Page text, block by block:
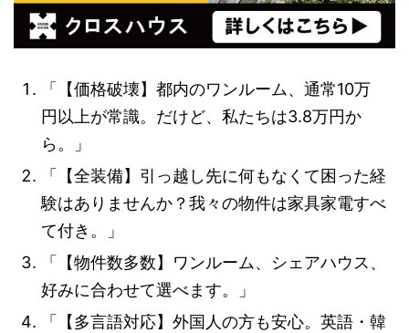
「【価格破壊】都内のワンルーム、通常10万
円以上が常識。だけど、私たちは3.8万円か
ら。」
「【全装備】引っ越し先に何もなくて困った経
験はありませんか？我々の物件は家具家電すべ
て付き。」
「【物件数多数】ワンルーム、シェアハウス、
好みに合わせて選べます。」
「【多言語対応】外国人の方も安心。英語・韓